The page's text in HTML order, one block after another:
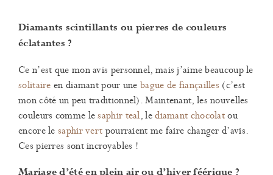
Diamants scintillants ou pierres de couleurs
éclatantes ?
Ce n’est que mon avis personnel, mais j’aime beaucoup le
solitaire en diamant pour unebague de fiançailles (c’est
mon côté un peu traditionnel). Maintenant, les nouvelles
couleurs comme lesaphir teal, lediamant chocolatou
encore le saphir vert pourraient me faire changer d’avis.
Ces pierres sont incroyables !